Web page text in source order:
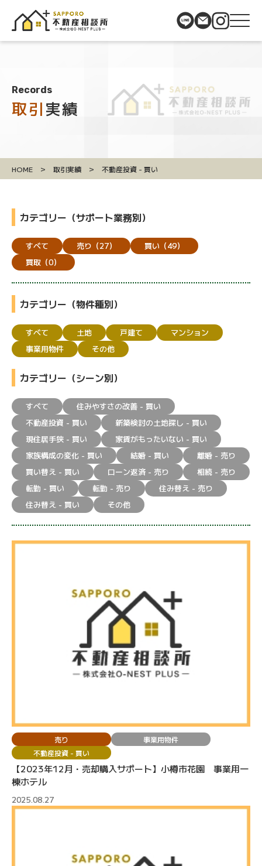
Records
取引実績
HOME > 取引実績 > 不動産投資 - 買い
カテゴリー（サポート業務別）
すべて 売り （27） 買い （49）
買取 （0）
カテゴリー（物件種別）
すべて 土地 戸建て
マンション
事業用物件
その他
カテゴリー（シーン別）
すべて
住みやすさの改善 - 買い
不動産投資 - 買い
新築検討の土地探し - 買い
現住居手狭 - 買い
家賃がもったいない - 買い
家族構成の変化 - 買い
結婚 - 買い
離婚 - 売り
買い替え - 買い
ローン返済 - 売り
相続 - 売り
転勤 - 買い
転勤 - 売り
住み替え - 売り
住み替え - 買い
その他
売り
事業用物件
不動産投資 - 買い
【2023年12月・売却購入サポート】小樽市花園 事業用一
棟ホテル
2025.08.27